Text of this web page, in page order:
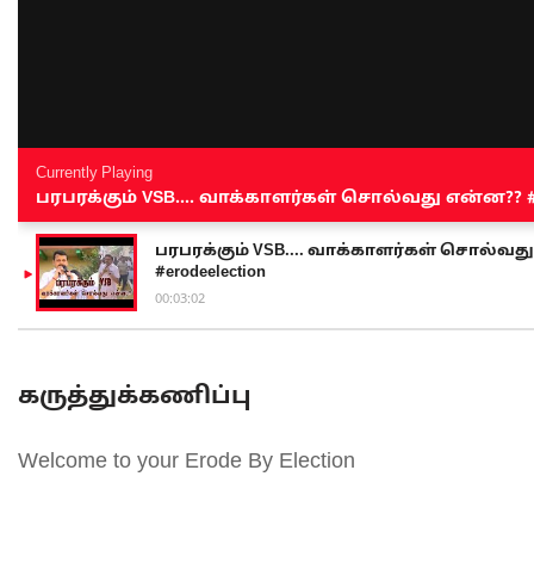
Currently Playing
பரபரக்கும் VSB.... வாக்காளர்கள் சொல்வது என்ன??
பரபரக்கும் VSB.... வாக்காளர்கள் சொல்வது
#erodeelection
00:03:02
கருத்துக்கணிப்பு
Welcome to your Erode By Election